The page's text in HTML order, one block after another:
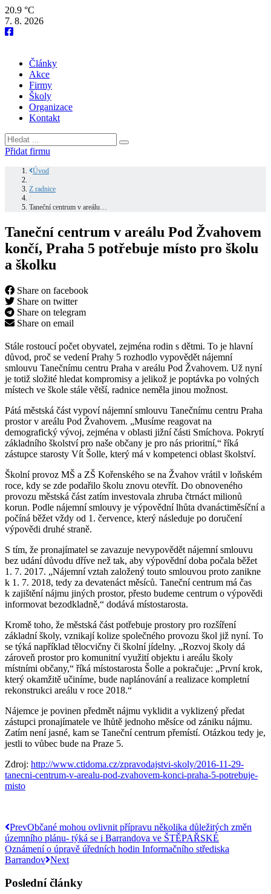
20.9 °C
7. 8. 2026
Články
Akce
Firmy
Školy
Organizace
Kontakt
Přidat firmu
Úvod
Z radnice
Taneční centrum v areálu…
Taneční centrum v areálu Pod Žvahovem
končí, Praha 5 potřebuje místo pro školu
a školku
Share on facebook
Share on twitter
Share on telegram
Share on email
Stále rostoucí počet obyvatel, zejména rodin s dětmi. To je hlavní
důvod, proč se vedení Prahy 5 rozhodlo vypovědět nájemní
smlouvu Tanečnímu centru Praha v areálu Pod Žvahovem. Už nyní
je totiž složité hledat kompromisy a jelikož je poptávka po volných
místech ve škole stále větší, radnice neměla jinou možnost.
Pátá městská část vypoví nájemní smlouvu Tanečnímu centru Praha
prostor v areálu Pod Žvahovem. „Musíme reagovat na
demografický vývoj, zejména v oblasti jižní části Smíchova. Pokrytí
základního školství pro naše občany je pro nás prioritní,“ říká
zástupce starosty Vít Šolle, který má v kompetenci oblast školství.
Školní provoz MŠ a ZŠ Kořenského se na Žvahov vrátil v loňském
roce, kdy se zde podařilo školu znovu otevřít. Do obnoveného
provozu městská část zatím investovala zhruba čtrnáct milionů
korun. Podle nájemní smlouvy je výpovědní lhůta dvanáctiměsíční a
počíná běžet vždy od 1. července, který následuje po doručení
výpovědi druhé straně.
S tím, že pronajímatel se zavazuje nevypovědět nájemní smlouvu
bez udání důvodu dříve než tak, aby výpovědní doba počala běžet
1. 7. 2017. „Nájemní vztah založený touto smlouvou proto zanikne
k 1. 7. 2018, tedy za devatenáct měsíců. Taneční centrum má čas
k zajištění nájmu jiných prostor, přesto budeme centrum o výpovědi
informovat bezodkladně,“ dodává místostarosta.
Kromě toho, že městská část potřebuje prostory pro rozšíření
základní školy, vznikají kolize společného provozu škol již nyní. To
se týká například tělocvičny či školní jídelny. „Rozvoj školy dá
zároveň prostor pro komunitní využití objektu i areálu školy
místními občany,“ říká místostarosta Šolle a pokračuje: „První krok,
který okamžitě učiníme, bude naplánování a realizace kompletní
rekonstrukci areálu v roce 2018.“
Nájemce je povinen předmět nájmu vyklidit a vyklizený předat
zástupci pronajímatele ve lhůtě jednoho měsíce od zániku nájmu.
Zatím není jasné, kam se Taneční centrum přemístí. Otázkou tedy je,
jestli to vůbec bude na Praze 5.
Zdroj: http://www.ctidoma.cz/zpravodajstvi-skoly/2016-11-29-
tanecni-centrum-v-arealu-pod-zvahovem-konci-praha-5-potrebuje-
misto
PrevObčané mohou ovlivnit přípravu několika důležitých změn
územního plánu- týká se i Barrandova ve ŠTĚPAŘSKÉ
Oznámení o úpravě úředních hodin Informačního střediska
Barrandov Next
Poslední články